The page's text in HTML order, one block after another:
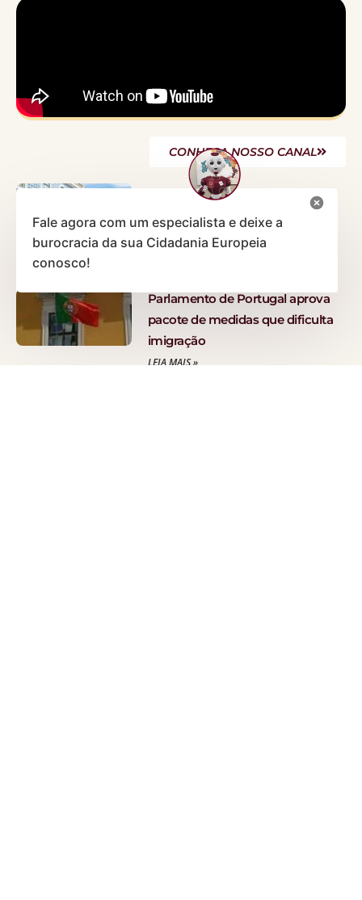
CONHEÇA NOSSO CANAL
Quem tem direito à cidadania
portuguesa? Guia completo para
brasileiros
Parlamento de Portugal aprova
pacote de medidas que dificulta
imigração
LEIA MAIS »
Fale agora com um especialista e deixe a
burocracia da sua Cidadania Europeia
conosco!